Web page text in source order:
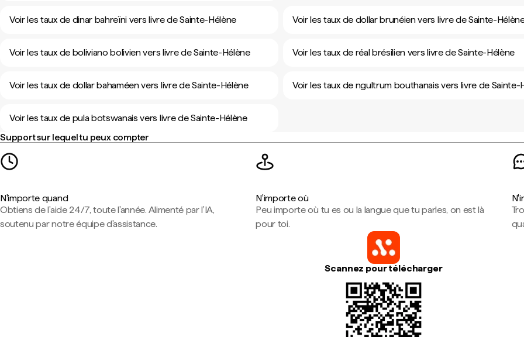
Voir les taux de dinar bahreïni vers livre de Sainte-Hélène Voir les taux de dollar brunéien vers livre de Sainte-
Voir les taux de boliviano bolivien vers livre de Sainte-Hélène Voir les taux de réal brésilien vers livre de Sainte-Hélène
Voir les taux de dollar bahaméen vers livre de Sainte-Hélène Voir les taux de ngultrum bouthanais vers livre de Sainte-
Voir les taux de pula botswanais vers livre de Sainte-Hélène
Support sur lequel tu peux compter
N'importe quand
Obtiens de l'aide 24/7, toute l'année. Alimenté par l'IA,
soutenu par notre équipe d'assistance.
N'importe où
Peu importe où tu es ou la langue que tu parles, on est là
pour toi.
Scannez pour télécharger